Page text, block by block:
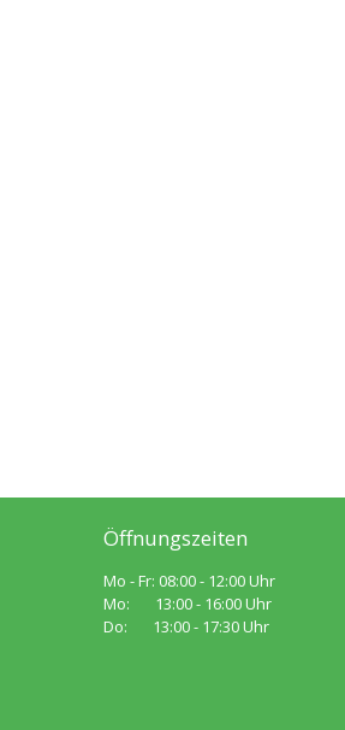
Öffnungszeiten
Mo - Fr: 08:00 - 12:00 Uhr
Mo: 13:00 - 16:00 Uhr
Do: 13:00 - 17:30 Uhr